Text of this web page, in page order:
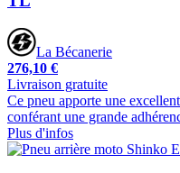
La Bécanerie
276,10 €
Livraison gratuite
Ce pneu apporte une
conférant une grande
Plus d'infos